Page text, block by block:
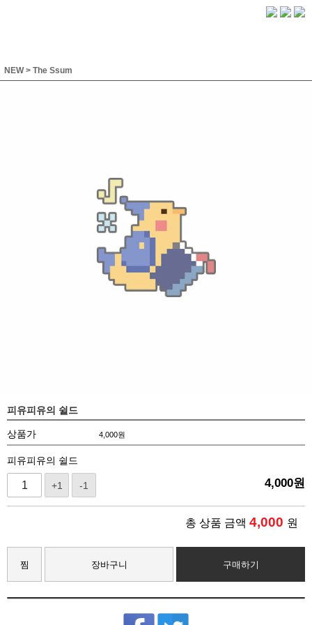
NEW> The Ssum
피유피유의 쉴드
상품가 4,000원
피유피유의 쉴드
+1 -1 4,000원
총 상품 금액 4,000 원
찜 장바구니 구매하기